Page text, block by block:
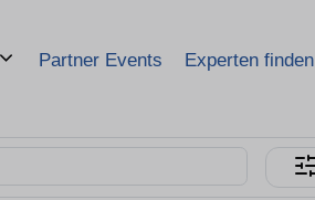
Partner Events Experten finden